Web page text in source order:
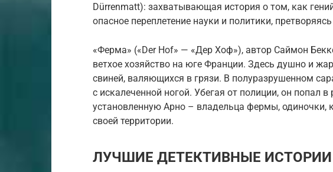
Dürrenmatt): захватывающая история о том, как
опасное переплетение науки и политики,
«Ферма» («Der Hof» — «Дер Хоф»), автор Саймон
ветхое хозяйство на юге Франции. Здесь душно и
свиней, валяющихся в грязи. В полуразрушенном
с искалеченной ногой. Убегая от полиции, он попал
установленную Арно – владельца фермы, одиночки,
своей территории.
ЛУЧШИЕ ДЕТЕКТИВНЫЕ ИСТОРИИ